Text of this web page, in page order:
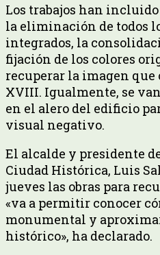
Los trabajos han
la eliminación de todos
integrados, la
fijación de los colores
recuperar la imagen
XVIII. Igualmente, se
en el alero del edificio
visual negativo.
El alcalde y presidente
Ciudad Histórica, Luis
jueves las obras para
«va a permitir conocer
monumental y
histórico», ha declarado.